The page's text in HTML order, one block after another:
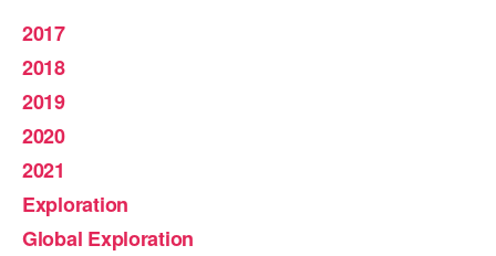
2017
2018
2019
2020
2021
Exploration
Global Exploration